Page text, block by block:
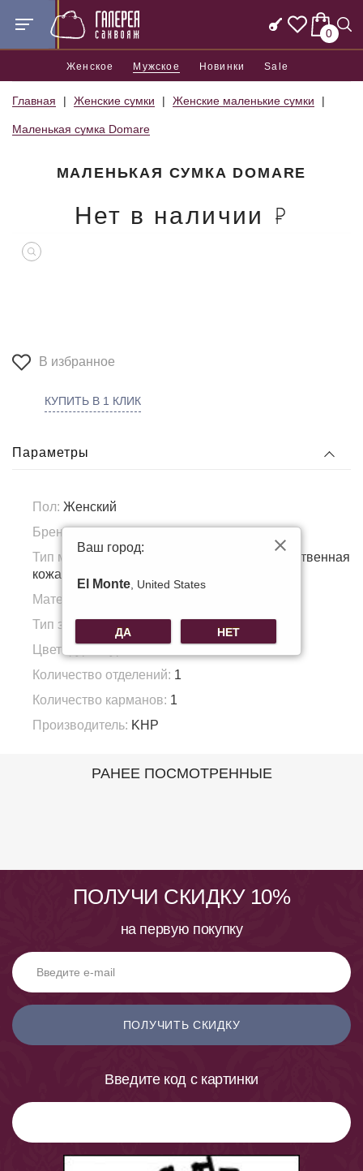
0
Женское Мужское Новинки Sale
Главная Женские сумки Женские маленькие сумки
Маленькая сумка Domare
МАЛЕНЬКАЯ СУМКА DOMARE
Нет в наличии
В избранное
КУПИТЬ В 1 КЛИК
Параметры
Пол: Женский
Бренд:Domare
Тип материала:
Искусственная кожа, Искусственная
кожа
Материал подкладка:
Тип застежки:
Молния/магнит
Цвет фурнитуры:золото
Количество отделений: 1
Количество карманов: 1
Производитель: KHP
РАНЕЕ ПОСМОТРЕННЫЕ
ПОЛУЧИ СКИДКУ 10%
на первую покупку
ПОЛУЧИТЬ СКИДКУ
Введите код с картинки
Ваш город:
El Monte , United States
ДА НЕТ